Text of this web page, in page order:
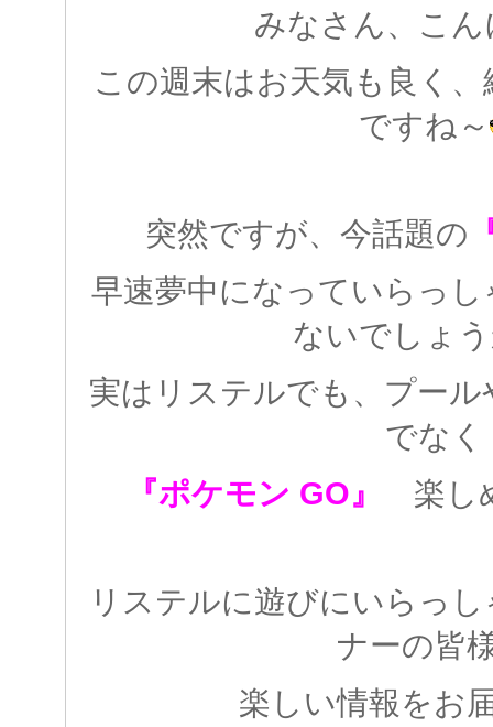
みなさん、こ
この週末はお天気も良く
ですね～
突然ですが、今話題の
早速夢中になっていらっ
ないでしょ
実はリステルでも、プー
でなく
『ポケモン GO』 楽し
リステルに遊びにいらっ
ナーの皆
楽しい情報をお